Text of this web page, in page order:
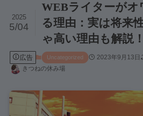
WEBライターがオ
る理由：実は将来
ゃ高い理由も解説！
2025
5/04
広告 Uncategorized 2023年9月13日
きつねの休み場